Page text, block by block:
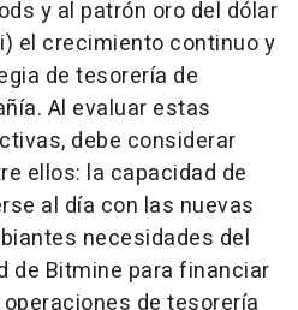
y al patrón oro del dólar
el crecimiento continuo y
de tesorería de
Al evaluar estas
debe considerar
ellos: la capacidad de
al día con las nuevas
necesidades del
de Bitmine para financiar
de tesorería